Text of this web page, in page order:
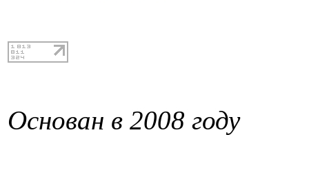
Основан в 2008 году